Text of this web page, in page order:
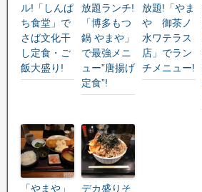
ル!「しんぱ
ち食堂」で
さば文化干
し定食・ご
飯大盛り!
放題ランチ!
「博多もつ
鍋 やまや」
で最強メニ
ュー”唐揚げ
定食”!
放題!「やま
や 御茶ノ
水ワテラス
店」でラン
チメニュー!
「やまや」 デカ盛りそ